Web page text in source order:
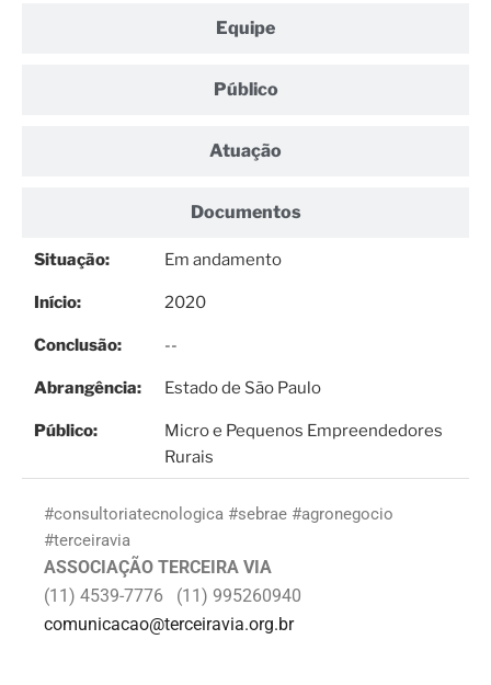
Equipe
Público
Atuação
Documentos
Situação: Em andamento
Início: 2020
Conclusão: --
Abrangência: Estado de São Paulo
Público:
Micro e Pequenos Empreendedores
Rurais
#consultoriatecnologica #sebrae #agronegocio
#terceiravia
ASSOCIAÇÃO TERCEIRA VIA
(11) 4539-7776 (11) 995260940
comunicacao@terceiravia.org.br